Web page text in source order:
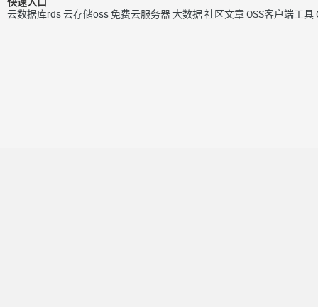
云数据库rds云存储oss免费云服务器大数据社区文章OSS客户端工具